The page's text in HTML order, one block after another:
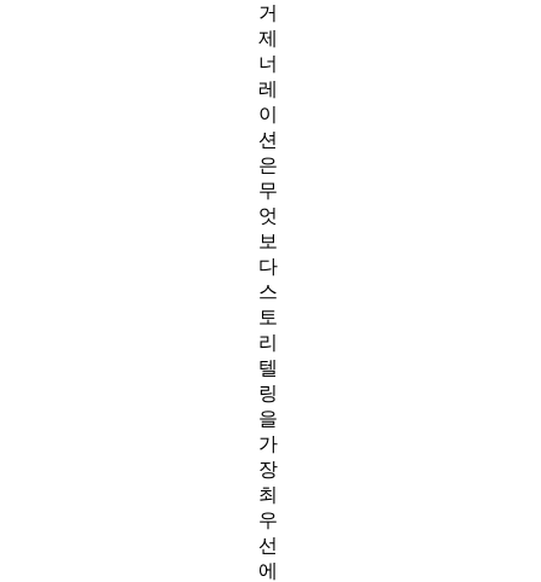
거
제
너
레
이
션
은
무
엇
보
다
스
토
리
텔
링
을
가
장
최
우
선
에